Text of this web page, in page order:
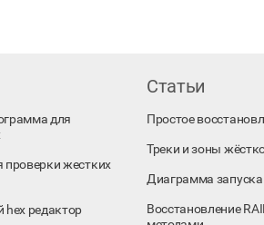
для
проверки жестких
hex редактор
Статьи
Простое
Треки и зоны
Диаграмма запуска
Восстановление